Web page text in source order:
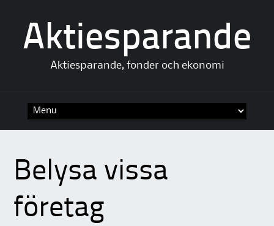
Aktiesparande
Aktiesparande, fonder och ekonomi
Belysa vissa
företag